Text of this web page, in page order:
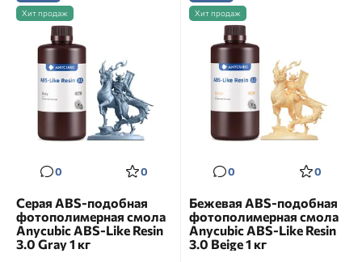
Хит продаж
0 0
Серая ABS-подобная
фотополимерная смола
Anycubic ABS-Like Resin
3.0 Gray 1 кг
Хит продаж
0 0
Бежевая ABS-подобная
фотополимерная смола
Anycubic ABS-Like Resin
3.0 Beige 1 кг